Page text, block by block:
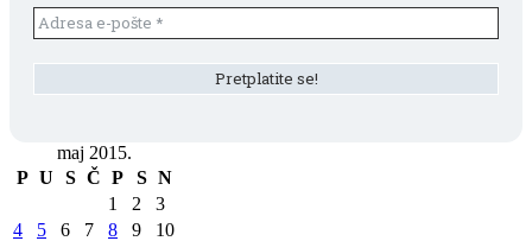
maj 2015.
P U S Č P S N
1
2
3
4
5 6 7 8 9
10